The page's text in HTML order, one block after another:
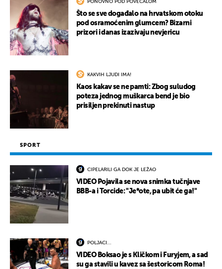
PONOVNO POD POVEĆALOM
Što se sve događalo na hrvatskom otoku
pod osramoćenim glumcem? Bizarni
prizori i danas izazivaju nevjericu
KAKVIH LJUDI IMA!
Kaos kakav se ne pamti: Zbog suludog
poteza jednog muškarca bend je bio
prisiljen prekinuti nastup
SPORT
CIPELARILI GA DOK JE LEŽAO
VIDEO Pojavila se nova snimka tučnjave
BBB-a i Torcide: "Je*ote, pa ubit će ga!"
POLJACI...
VIDEO Boksao je s Kličkom i Furyjem, a sad
su ga stavili u kavez sa šestoricom Roma!